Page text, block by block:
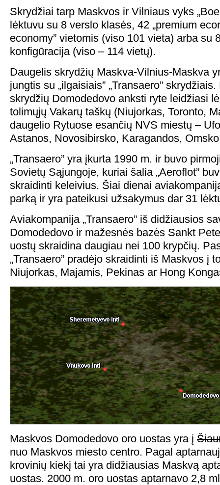
Skrydžiai tarp Maskvos ir Vilniaus vyks
lėktuvu su 8 verslo klasės, 42 „premium
economy” vietomis (viso 101 vieta) arba su
konfigūracija (viso – 114 vietų).
Daugelis skrydžių Maskva-Vilnius-Maskva
jungtis su „ilgaisiais” „Transaero” skrydžiais.
skrydžių Domodedovo anksti ryte leidžiasi
tolimųjų Vakarų taškų (Niujorkas, Toronto,
daugelio Rytuose esančių NVS miestų –
Astanos, Novosibirsko, Karagandos,
„Transaero” yra įkurta 1990 m. ir buvo
Sovietų Sąjungoje, kuriai šalia „Aeroflot”
skraidinti keleivius. Šiai dienai
parką ir yra pateikusi užsakymus dar 31
Aviakompanija „Transaero” iš didžiausios
Domodedovo ir mažesnės bazės Sankt
uostų skraidina daugiau nei 100 krypčių.
„Transaero” pradėjo skraidinti iš Maskvos į
Niujorkas, Majamis, Pekinas ar Hong
Maskvos Domodedovo oro uostas yra į
nuo Maskvos miesto centro. Pagal
krovinių kiekį tai yra didžiausias Maskvą
uostas. 2000 m. oro uostas aptarnavo 2,8